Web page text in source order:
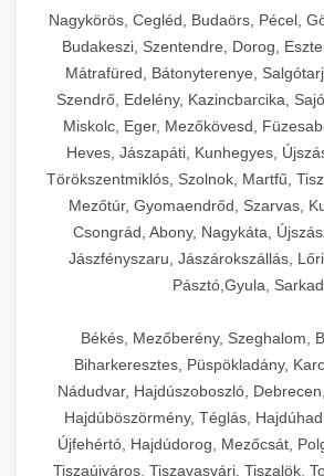
chef-
élelmiszer-előkészítéshez.
méretek különböző
chef-
kereskedelmi
🍳 28.
Berendezések
Teljes körű nagykonyhai
professzionális
Minden, ami szükséges
műveletekhez.
chef-
kereskedelmi konyhai
Nagykörös, Cegléd, Budaörs, Pécel,
Budakeszi, Szentendre, Dorog,
Mátrafüred, Bátonyterenye,
Szendrő, Edelény, Kazincbarcika,
Miskolc, Eger, Mezőkövesd,
Heves, Jászapáti, Kunhegyes,
Törökszentmiklós, Szolnok, Martfű,
Mezőtúr, Gyomaendrőd, Szarvas,
Csongrád, Abony, Nagykáta,
Jászfényszaru, Jászárokszállás,
Pásztó,Gyula, Sarkad
Békés, Mezőberény, Szeghalom,
Biharkeresztes, Püspökladány,
Nádudvar, Hajdúszoboszló,
Hajdúböszörmény, Téglás,
Újfehértó, Hajdúdorog, Mezőcsát,
Tiszaújváros, Tiszavasvári, Tiszalök,